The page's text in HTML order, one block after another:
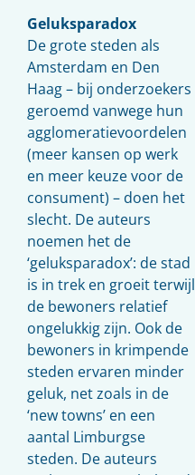
Geluksparadox
De grote steden als
Amsterdam en Den
Haag – bij onderzoekers
geroemd vanwege hun
agglomeratievoordelen
(meer kansen op werk
en meer keuze voor de
consument) – doen het
slecht. De auteurs
noemen het de
‘geluksparadox’: de stad
is in trek en groeit terwijl
de bewoners relatief
ongelukkig zijn. Ook de
bewoners in krimpende
steden ervaren minder
geluk, net zoals in de
‘new towns’ en een
aantal Limburgse
steden. De auteurs